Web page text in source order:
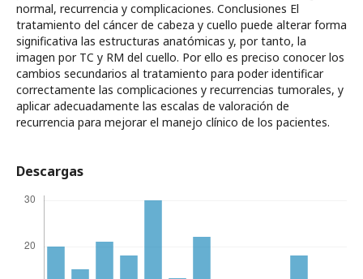
normal, recurrencia y complicaciones. Conclusiones El
tratamiento del cáncer de cabeza y cuello puede alterar forma
significativa las estructuras anatómicas y, por tanto, la
imagen por TC y RM del cuello. Por ello es preciso conocer los
cambios secundarios al tratamiento para poder identificar
correctamente las complicaciones y recurrencias tumorales, y
aplicar adecuadamente las escalas de valoración de
recurrencia para mejorar el manejo clínico de los pacientes.
Descargas